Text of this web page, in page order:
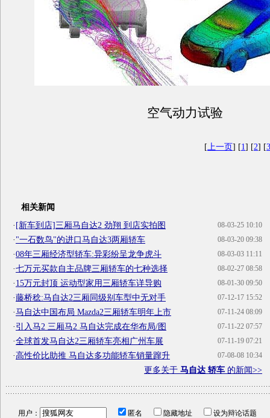
空气动力试验
[上一页] [1] [2] [3
相关新闻
08-03-25 10:10
·[新车到店]三厢马自达2 劲翔 到店实拍图
08-03-20 09:38
·"一石数鸟"的进口马自达3两厢轿车
08-03-03 11:11
·08年三厢经济型轿车:异彩纷呈龙争虎斗
08-02-27 08:58
·七万元买款自主品牌三厢轿车的七种选择
08-01-30 09:50
·15万元封顶 运动型家用三厢轿车详导购
07-12-17 15:52
·藤桥稔:马自达2三厢同级别车型中无对手
07-11-24 08:09
·马自达中国布局 Mazda2三厢轿车明年上市
07-11-22 07:57
·引入马2 三厢马2 马自达完成在华布局/图
07-11-19 07:21
·全球首发马自达2三厢轿车亮相广州车展
07-08-08 10:34
·高性价比助推 马自达多功能轿车销量蹿升
更多关于 马自达 轿车 的新闻>>
用户： 匿名 隐藏地址
设为辩论话题